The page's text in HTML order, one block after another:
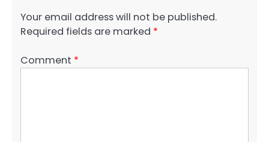
Your email address will not be published.
Required fields are marked *
Comment *